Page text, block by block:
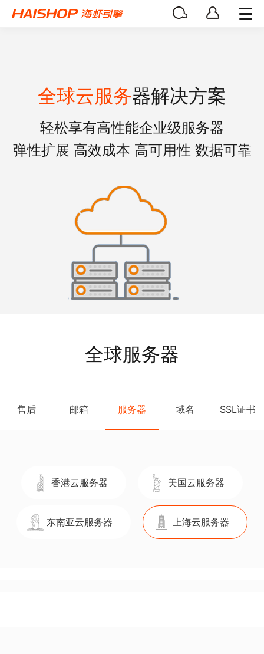
全球云服务器解决方案
轻松享有高性能企业级服务器
弹性扩展 高效成本 高可用性 数据可靠
全球服务器
售后 邮箱 服务器 域名 SSL证书
香港云服务器 美国云服务器
东南亚云服务器 上海云服务器